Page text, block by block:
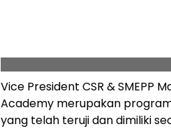
Vice President CSR & SMEPP
Academy merupakan
yang telah teruji dan dimiliki